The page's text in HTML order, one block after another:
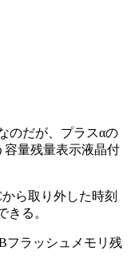
のだが、プラスαの
量残量表示液晶付
ら取り外した時刻
る。
フラッシュメモリ残